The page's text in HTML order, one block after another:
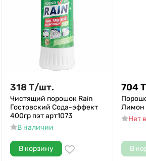
318 Т/шт.
Чистящий порошок Rain
Гостовский Сода-эффект
400гр пэт арт1073
В наличии
В корзину
704Т
Лимон
Нет
В